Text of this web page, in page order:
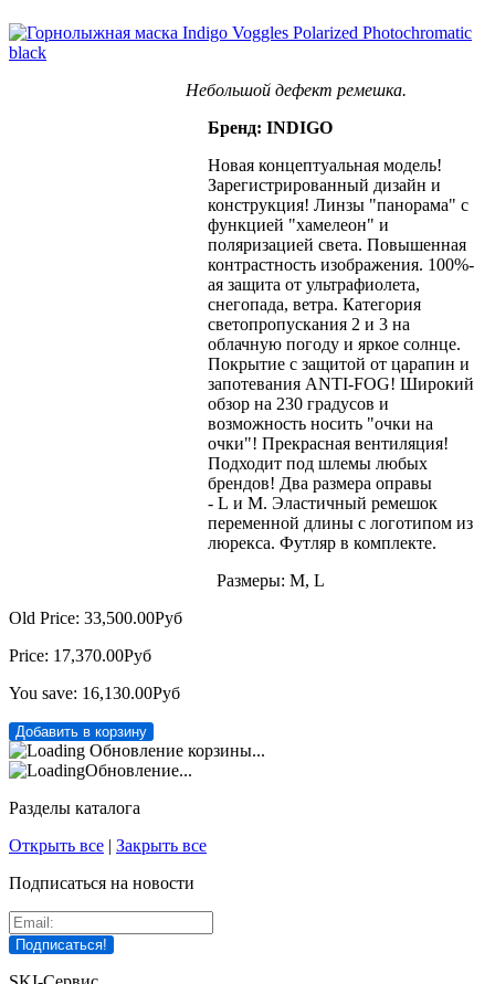
Небольшой дефект ремешка.
Бренд: INDIGO
Новая концептуальная модель!
Зарегистрированный дизайн и
конструкция! Линзы "панорама" с
функцией "хамелеон" и
поляризацией света. Повышенная
контрастность изображения. 100%-
ая защита от ультрафиолета,
снегопада, ветра. Категория
светопропускания 2 и 3 на
облачную погоду и яркое солнце.
Покрытие с защитой от царапин и
запотевания ANTI-FOG! Широкий
обзор на 230 градусов и
возможность носить "очки на
очки"! Прекрасная вентиляция!
Подходит под шлемы любых
брендов! Два размера оправы
- L и M. Эластичный ремешок
переменной длины с логотипом из
люрекса. Футляр в комплекте.
Размеры: M, L
Old Price: 33,500.00Руб
Price: 17,370.00Руб
You save: 16,130.00Руб
Обновление корзины...
Обновление...
Разделы каталога
Открыть все | Закрыть все
Подписаться на новости